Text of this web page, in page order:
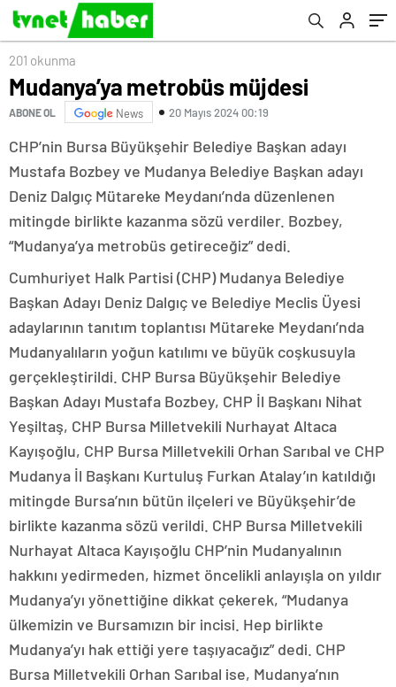
201 okunma
Mudanya’ya metrobüs müjdesi
ABONE OL News 20 Mayıs 2024 00:19
CHP’nin Bursa Büyükşehir Belediye Başkan adayı
Mustafa Bozbey ve Mudanya Belediye Başkan adayı
Deniz Dalgıç Mütareke Meydanı’nda düzenlenen
mitingde birlikte kazanma sözü verdiler. Bozbey,
“Mudanya’ya metrobüs getireceğiz” dedi.
Cumhuriyet Halk Partisi (CHP) Mudanya Belediye
Başkan Adayı Deniz Dalgıç ve Belediye Meclis Üyesi
adaylarının tanıtım toplantısı Mütareke Meydanı’nda
Mudanyalıların yoğun katılımı ve büyük coşkusuyla
gerçekleştirildi. CHP Bursa Büyükşehir Belediye
Başkan Adayı Mustafa Bozbey, CHP İl Başkanı Nihat
Yeşiltaş, CHP Bursa Milletvekili Nurhayat Altaca
Kayışoğlu, CHP Bursa Milletvekili Orhan Sarıbal ve CHP
Mudanya İl Başkanı Kurtuluş Furkan Atalay’ın katıldığı
mitingde Bursa’nın bütün ilçeleri ve Büyükşehir’de
birlikte kazanma sözü verildi. CHP Bursa Milletvekili
Nurhayat Altaca Kayışoğlu CHP’nin Mudanyalının
hakkını yedirmeden, hizmet öncelikli anlayışla on yıldır
Mudanya’yı yönettiğine dikkat çekerek, “Mudanya
ülkemizin ve Bursamızın bir incisi. Hep birlikte
Mudanya’yı hak ettiği yere taşıyacağız” dedi. CHP
Bursa Milletvekili Orhan Sarıbal ise, Mudanya’nın